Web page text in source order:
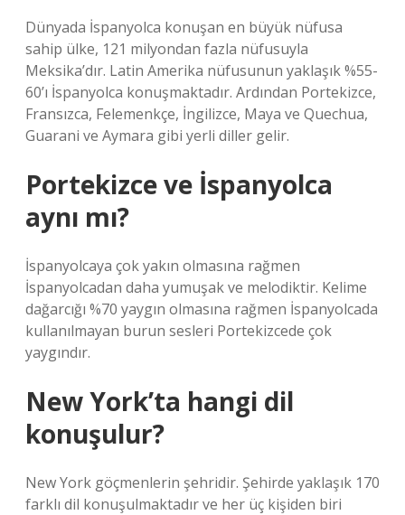
Dünyada İspanyolca konuşan en büyük nüfusa
sahip ülke, 121 milyondan fazla nüfusuyla
Meksika’dır. Latin Amerika nüfusunun yaklaşık %55-
60’ı İspanyolca konuşmaktadır. Ardından Portekizce,
Fransızca, Felemenkçe, İngilizce, Maya ve Quechua,
Guarani ve Aymara gibi yerli diller gelir.
Portekizce ve İspanyolca
aynı mı?
İspanyolcaya çok yakın olmasına rağmen
İspanyolcadan daha yumuşak ve melodiktir. Kelime
dağarcığı %70 yaygın olmasına rağmen İspanyolcada
kullanılmayan burun sesleri Portekizcede çok
yaygındır.
New York’ta hangi dil
konuşulur?
New York göçmenlerin şehridir. Şehirde yaklaşık 170
farklı dil konuşulmaktadır ve her üç kişiden biri